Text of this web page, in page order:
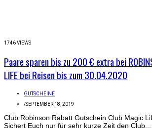
1746 VIEWS
Paare sparen bis zu 200 € extra bei
LIFE bei Reisen bis zum 30.04.2020
GUTSCHEINE
/SEPTEMBER 18, 2019
Club Robinson Rabatt Gutschein Club Magic
Sichert Euch nur für sehr kurze Zeit den Club...